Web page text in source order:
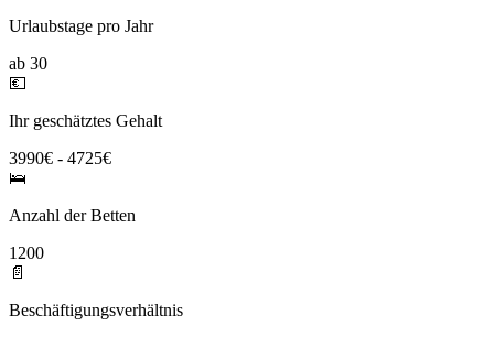
Urlaubstage pro Jahr
ab 30
💶
Ihr geschätztes Gehalt
3990€ - 4725€
🛌
Anzahl der Betten
1200
📄
Beschäftigungsverhältnis